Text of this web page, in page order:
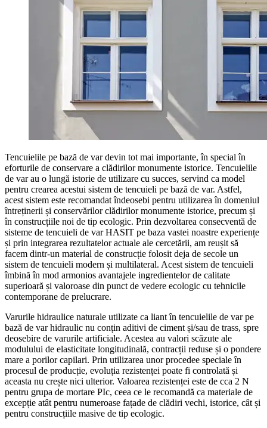
Tencuielile pe bază de var devin tot mai importante, în special în
eforturile de conservare a clădirilor monumente istorice. Tencuielile
de var au o lungă istorie de utilizare cu succes, servind ca model
pentru crearea acestui sistem de tencuieli pe bază de var. Astfel,
acest sistem este recomandat îndeosebi pentru utilizarea în domeniul
întreținerii și conservărilor clădirilor monumente istorice, precum și
în construcțiile noi de tip ecologic. Prin dezvoltarea consecventă de
sisteme de tencuieli de var HASIT pe baza vastei noastre experiențe
și prin integrarea rezultatelor actuale ale cercetării, am reușit să
facem dintr-un material de construcție folosit deja de secole un
sistem de tencuieli modern și multilateral. Acest sistem de tencuieli
îmbină în mod armonios avantajele ingredientelor de calitate
superioară și valoroase din punct de vedere ecologic cu tehnicile
contemporane de prelucrare.
Varurile hidraulice naturale utilizate ca liant în tencuielile de var pe
bază de var hidraulic nu conțin aditivi de ciment și/sau de trass, spre
deosebire de varurile artificiale. Acestea au valori scăzute ale
modulului de elasticitate longitudinală, contracții reduse și o pondere
mare a porilor capilari. Prin utilizarea unor procedee speciale în
procesul de producție, evoluția rezistenței poate fi controlată și
aceasta nu crește nici ulterior. Valoarea rezistenței este de cca 2 N
pentru grupa de mortare PIc, ceea ce le recomandă ca materiale de
excepție atât pentru numeroase fațade de clădiri vechi, istorice, cât și
pentru construcțiile masive de tip ecologic.